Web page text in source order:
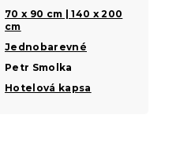
70 x 90 cm | 140 x 200
cm
Jednobarevné
Petr Smolka
Hotelová kapsa